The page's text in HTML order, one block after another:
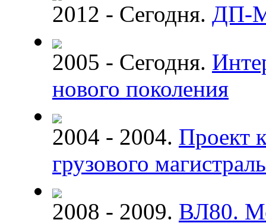
2012 - Сегодня. ДП-
2005 - Сегодня.
нового поколения
2004 - 2004. Проект
грузового
2008 - 2009. ВЛ80.